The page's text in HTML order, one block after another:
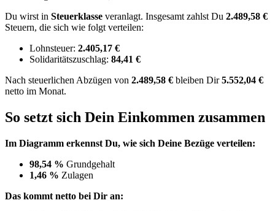
Du wirst in Steuerklasse veranlagt. Insgesamt zahlst Du 2.489,58 €
Steuern, die sich wie folgt verteilen:
Lohnsteuer: 2.405,17 €
Solidaritätszuschlag: 84,41 €
Nach steuerlichen Abzügen von 2.489,58 € bleiben Dir5.552,04 €
netto im Monat.
So setzt sich Dein Einkommen zusammen
Im Diagramm erkennst Du, wie sich Deine Bezüge verteilen:
98,54 % Grundgehalt
1,46 % Zulagen
Das kommt netto bei Dir an: